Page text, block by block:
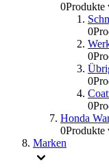
0Produkte
0
0
0
0
Honda
0Produkte
Marken